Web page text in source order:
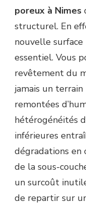
poreux à Nimes
structurel. En
nouvelle surface
essentiel. Vous
revêtement du
jamais un
remontées
hétérogénéités
inférieures
dégradations en
de la sous-
un surcoût
de repartir sur